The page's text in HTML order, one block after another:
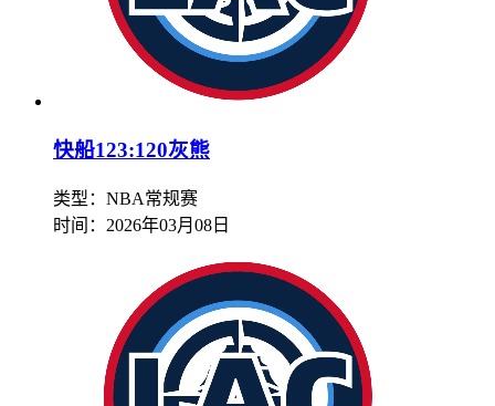
快船123:120灰熊
类型：NBA常规赛
时间： 2026年03月08日